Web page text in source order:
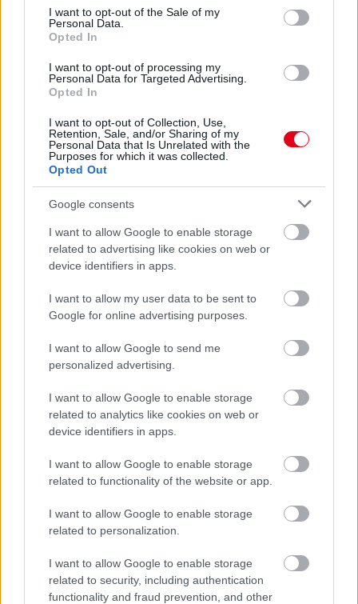
consent section.
I want to opt-out of the Sale of my
Personal Data.
Opted In
I want to opt-out of processing my
Personal Data for Targeted Advertising.
Opted In
I want to opt-out of Collection, Use,
Retention, Sale, and/or Sharing of my
Personal Data that Is Unrelated with the
Purposes for which it was collected.
Opted Out
Google consents
I want to allow Google to enable storage
related to advertising like cookies on web or
device identifiers in apps.
I want to allow my user data to be sent to
Google for online advertising purposes.
I want to allow Google to send me
personalized advertising.
I want to allow Google to enable storage
related to analytics like cookies on web or
device identifiers in apps.
I want to allow Google to enable storage
related to functionality of the website or app.
I want to allow Google to enable storage
related to personalization.
I want to allow Google to enable storage
related to security, including authentication
functionality and fraud prevention, and other
Újabb korábbi F2-es bajnok folytatja a Formula-E-ben
2 napja
Newey biztos benne, hogy Alonso marad az Aston
Martinnál